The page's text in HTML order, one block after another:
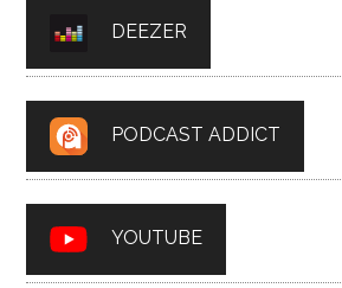
DEEZER
PODCAST ADDICT
YOUTUBE